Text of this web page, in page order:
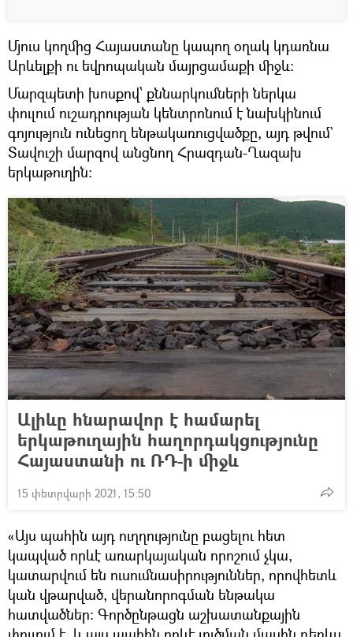
Մյուս կողմից Հայաստանը կապող օղակ կդառնա
Արևելքի ու եվրոպական մայրցամաքի միջև։
Մարզպետի խոսքով՝ քննարկումների ներկա
փուլում ուշադրության կենտրոնում է նախկինում
գոյություն ունեցող ենթակառուցվածքը, այդ թվում`
Տավուշի մարզով անցնող Հրազդան-Ղազախ
երկաթուղին։
Ալիևը հնարավոր է համարել
երկաթուղային հաղորդակցությունը
Հայաստանի ու ՌԴ-ի միջև
15 փետրվարի 2021, 15:50
«Այս պահին այդ ուղղությունը բացելու հետ
կապված որևէ առարկայական որոշում չկա,
կատարվում են ուսումնասիրություններ, որովհետև
կան վթարված, վերանորոգման ենթակա
հատվածներ։ Գործընթացն աշխատանքային